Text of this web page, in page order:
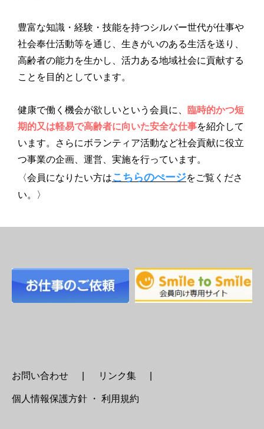
豊富な知識・経験・技能を持つシルバー世代が仕事や
社会奉仕活動等を通じ、生きがいのある生活を送り、
高齢者の能力を生かし、活力ある地域社会に貢献する
ことを目的としています。
健康で働く機会が欲しいという会員に、
臨時的かつ短
期的又は軽易で高齢者に向いた安全な仕事を紹介して
います。さらにボランティア活動など社会貢献に役立
つ事業の企画、運営、実施を行っています。
〈会員になりたい方はこちらのぺージをご覧くださ
い。〉
お問い合わせ リンク集
個人情報保護方針 ・ 利用規約